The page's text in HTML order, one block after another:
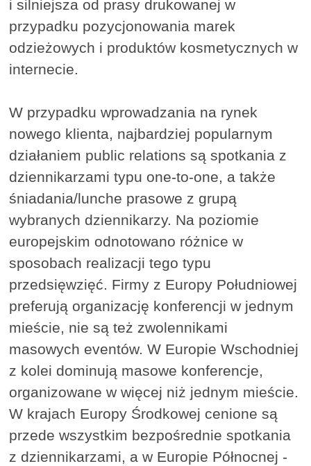
i silniejsza od prasy drukowanej w
przypadku pozycjonowania marek
odzieżowych i produktów kosmetycznych w
internecie.
W przypadku wprowadzania na rynek
nowego klienta, najbardziej popularnym
działaniem public relations są spotkania z
dziennikarzami typu one-to-one, a także
śniadania/lunche prasowe z grupą
wybranych dziennikarzy. Na poziomie
europejskim odnotowano różnice w
sposobach realizacji tego typu
przedsięwzięć. Firmy z Europy Południowej
preferują organizację konferencji w jednym
mieście, nie są też zwolennikami
masowych eventów. W Europie Wschodniej
z kolei dominują masowe konferencje,
organizowane w więcej niż jednym mieście.
W krajach Europy Środkowej cenione są
przede wszystkim bezpośrednie spotkania
z dziennikarzami, a w Europie Północnej -